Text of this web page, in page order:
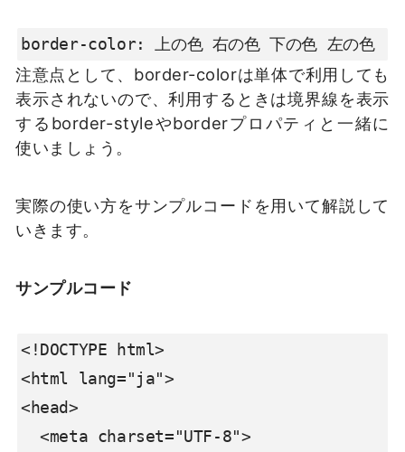
border-color: 上の色 右の色 下の色 左の色
注意点として、border-colorは単体で利用しても
表示されないので、利用するときは境界線を表示
するborder-styleやborderプロパティと一緒に
使いましょう。
実際の使い方をサンプルコードを用いて解説して
いきます。
サンプルコード
<!DOCTYPE html>
<html lang="ja">
<head>
  <meta charset="UTF-8">